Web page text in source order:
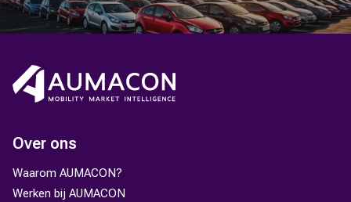
Over ons
Waarom AUMACON?
Werken bij AUMACON